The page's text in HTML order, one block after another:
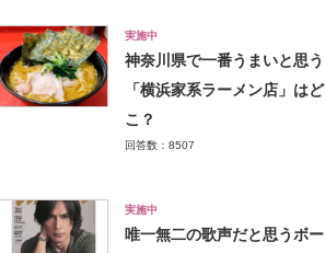
実施中
神奈川県で一番うまいと思う
「横浜家系ラーメン店」はど
こ？
回答数：8507
実施中
唯一無二の歌声だと思うボー